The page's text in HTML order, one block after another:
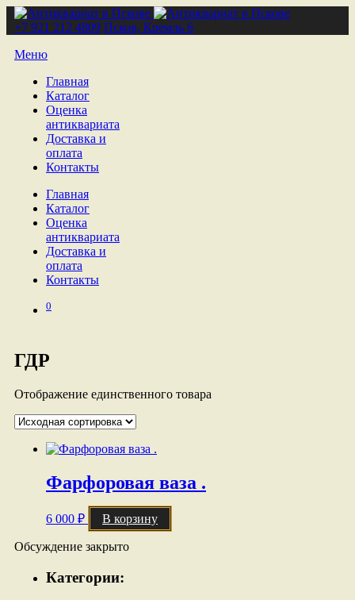
+7 921 212 4809 Псков, Кремль 6
Меню
Главная
Каталог
Оценка
антиквариата
Доставка и
оплата
Контакты
Главная
Каталог
Оценка
антиквариата
Доставка и
оплата
Контакты
0
ГДР
Отображение единственного товара
Фарфоровая ваза .
6 000 ₽ В корзину
Обсуждение закрыто
Категории: